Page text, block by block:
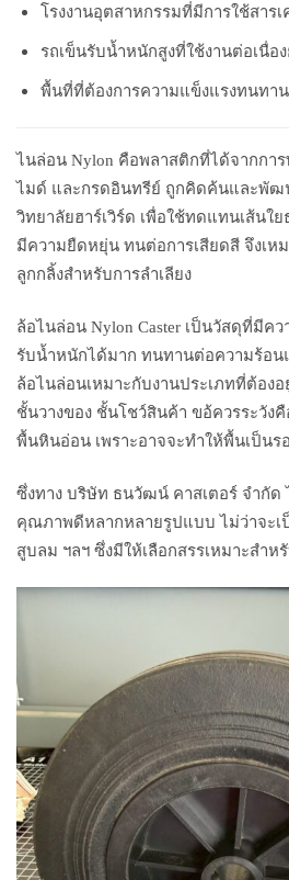
โรงงานอุตสาหกรรมที่มีการใช้สาร
รถเข็นรับน้ำหนักสูงที่ใช้งานต่อเนื่อ
พื้นที่ที่ต้องการความแข็งแรงทนทาน
ไนล่อน Nylon คือพลาสติกที่ได้จากการ
ไมด์ และกรดอินทรีย์ ถูกคิดค้นและพัฒ
วิทยาลัยฮาร์เวิร์ด เพื่อใช้ทดแทนเส้น
มีความยืดหยุ่น ทนต่อการเสียดสี จึงเห
ลูกกลิ้งสำหรับการลำเลียง
ล้อไนล่อน Nylon Caster เป็นวัสดุที่มีค
รับน้ำหนักได้มาก ทนทานต่อความร้อน
ล้อไนล่อนเหมาะกับงานประเภทที่ต้อง
ชั้นวางของ ชั้นโชว์สินค้า ขอ้ควรระวัง
พื้นหินอ่อน เพราะอาจจะทำให้พื้นเป็นร
ซึ่งทาง บริษัท ธนวัฒน์ คาสเตอร์ จำกัด
คุณภาพดีหลากหลายรูปแบบ ไม่ว่าจะเ
สูบลม ฯลฯ ซึ่งมีให้เลือกสรรเหมาะสำห